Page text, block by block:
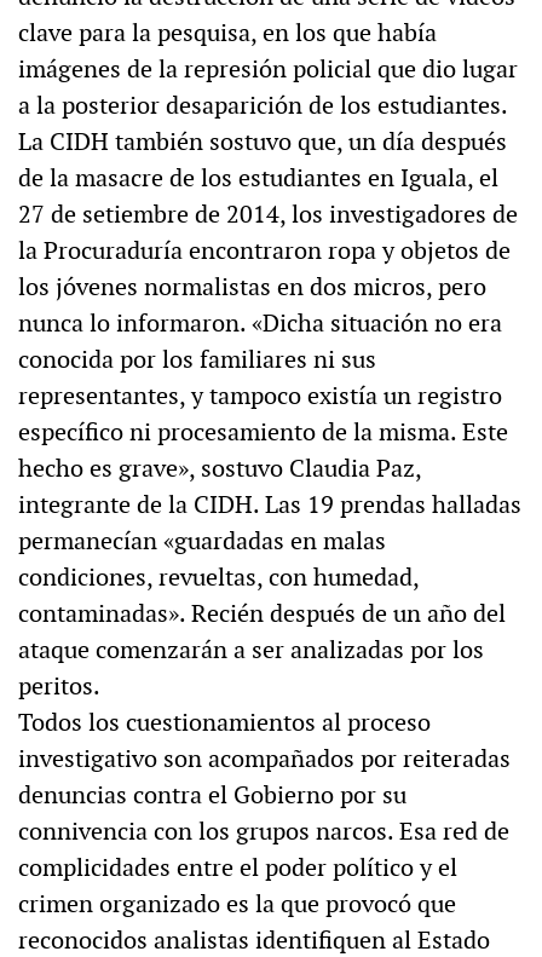
clave para la pesquisa, en los que había
imágenes de la represión policial que dio lugar
a la posterior desaparición de los estudiantes.
La CIDH también sostuvo que, un día después
de la masacre de los estudiantes en Iguala, el
27 de setiembre de 2014, los investigadores de
la Procuraduría encontraron ropa y objetos de
los jóvenes normalistas en dos micros, pero
nunca lo informaron. «Dicha situación no era
conocida por los familiares ni sus
representantes, y tampoco existía un registro
específico ni procesamiento de la misma. Este
hecho es grave», sostuvo Claudia Paz,
integrante de la CIDH. Las 19 prendas halladas
permanecían «guardadas en malas
condiciones, revueltas, con humedad,
contaminadas». Recién después de un año del
ataque comenzarán a ser analizadas por los
peritos.
Todos los cuestionamientos al proceso
investigativo son acompañados por reiteradas
denuncias contra el Gobierno por su
connivencia con los grupos narcos. Esa red de
complicidades entre el poder político y el
crimen organizado es la que provocó que
reconocidos analistas identifiquen al Estado